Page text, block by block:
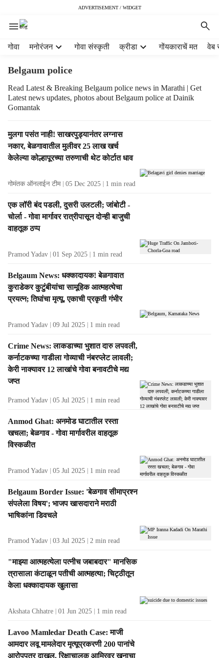
ADVERTISEMENT / WIDGET
गोवा मनोरंजन गोवा संस्कृती क्रीडा गोंयकाराचें मत वेब
Belgaum police
Read Latest & Breaking Belgaum police news in Marathi | Get
Latest news updates, photos about Belgaum police at Dainik
Gomantak
T
a
g
s
l
t
s
मुलगा पसंत नाही! साखरपुड्यानंतर लग्नास
नकार, बेळगावातील मुलीवर 25 लाख खर्च
केलेल्या कोल्हापूरच्या तरुणाची थेट कोर्टात धाव
गोमंतक ऑनलाईन टीम 05 Dec 2025 1 min read
एक लॉरी बंद पडली, दुसरी उलटली; जांबोटी -
चोर्ला - गोवा मार्गावर रात्रीपासून दोन्ही बाजुची
वाहतूक ठप्प
Pramod Yadav 01 Sep 2025 1 min read
Belgaum News: धक्कादायक! बेळगावात
कुराडेकर कुटुंबीयांचा सामूहिक आत्महत्येचा
प्रयत्न; तिघांचा मृत्यू, एकाची प्रकृती गंभीर
Pramod Yadav 09 Jul 2025 1 min read
Crime News: लाकडाच्या भुशात दारु लपवली,
कर्नाटकच्या गाडीला गोव्याची नंबरप्लेट लावली;
केरी नाक्यावर 12 लाखांचे गोवा बनावटीचे मद्य
जप्त
Pramod Yadav 05 Jul 2025 1 min read
Anmod Ghat: अनमोड घाटातील रस्ता
खचला; बेळगाव - गोवा मार्गावरील वाहतूक
विस्कळीत
Pramod Yadav 05 Jul 2025 1 min read
Belgaum Border Issue: 'बेळगाव सीमाप्रश्न
संपलेला विषय'; भाजप खासदाराने मराठी
भाषिकांना डिवचले
Pramod Yadav 03 Jul 2025 2 min read
"माझ्या आत्महत्येला पत्नीच जबाबदार" मानसिक
त्रासाला कंटाळून पतीची आत्महत्या; चिट्ठीतून
केला धक्कादायक खुलासा
Akshata Chhatre 01 Jun 2025 1 min read
Lavoo Mamledar Death Case: माजी
आमदार लवू मामलेदार मृत्यूप्रकरणी 200 पानांचे
आरोपपत्र दाखल, रिक्षाचालक आमिरवर खुनाचा